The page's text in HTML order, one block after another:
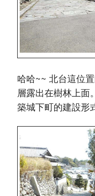
哈哈~~ 北台這位
層露出在樹林上面
築城下町的建設形